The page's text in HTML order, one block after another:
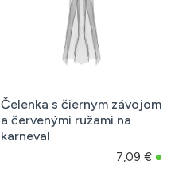
Čelenka s čiernym závojom
a červenými ružami na
karneval
7,09 €